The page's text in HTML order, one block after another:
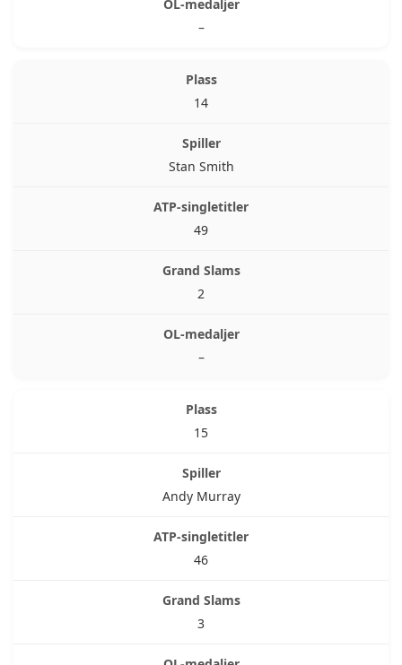
–
14
Stan Smith
49
2
–
15
Andy Murray
46
3